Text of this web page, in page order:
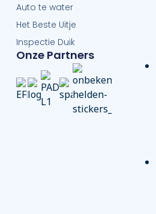
Auto te water
Het Beste Uitje
Inspectie Duik
Onze Partners